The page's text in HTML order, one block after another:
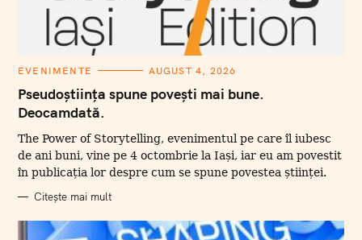
C
T
E
G
R
I
I
EVENIMENTE AUGUST 4, 2026
Pseudoștiința spune povești mai bune.
Deocamdată.
The Power of Storytelling, evenimentul pe care îl iubesc
de ani buni, vine pe 4 octombrie la Iași, iar eu am povestit
în publicația lor despre cum se spune povestea științei.
Citește mai mult